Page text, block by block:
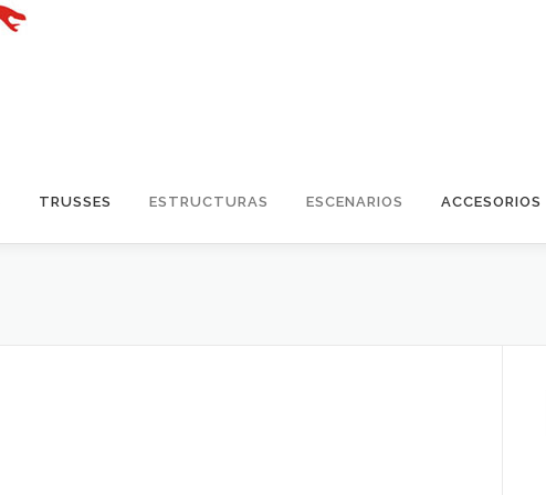
TRUSSES ESTRUCTURAS ESCENARIOS ACCESORIOS